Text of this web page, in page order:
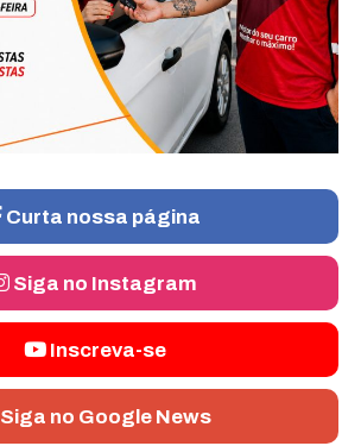
Curta nossa página
Siga no Instagram
Inscreva-se
Siga no Google News